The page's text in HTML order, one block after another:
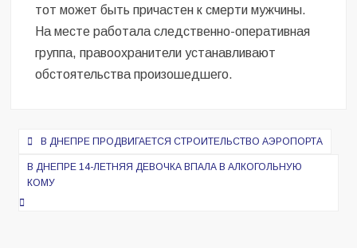
тот может быть причастен к смерти мужчины.
На месте работала следственно-оперативная
группа, правоохранители устанавливают
обстоятельства произошедшего.
Навигация
по
записям
В ДНЕПРЕ ПРОДВИГАЕТСЯ СТРОИТЕЛЬСТВО АЭРОПОРТА
В ДНЕПРЕ 14-ЛЕТНЯЯ ДЕВОЧКА ВПАЛА В АЛКОГОЛЬНУЮ
КОМУ